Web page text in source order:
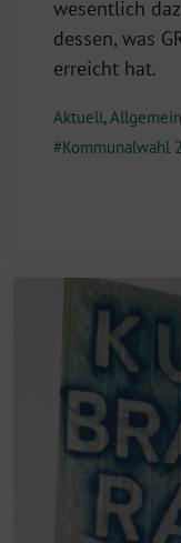
wesentlich
dessen, was
erreicht hat.
Aktuell,Allgemein
Kommunalwahl